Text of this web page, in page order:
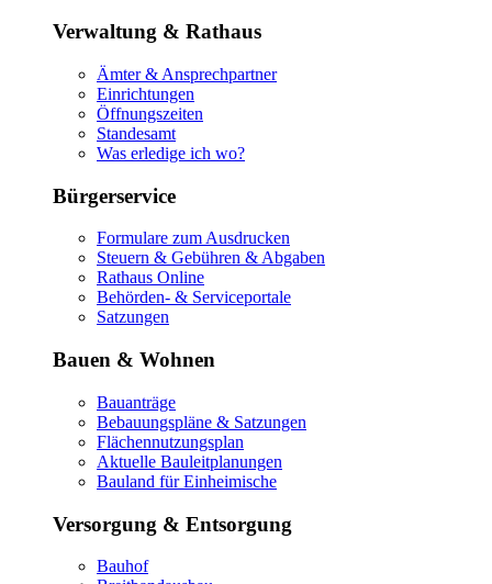
Verwaltung & Rathaus
Ämter & Ansprechpartner
Einrichtungen
Öffnungszeiten
Standesamt
Was erledige ich wo?
Bürgerservice
Formulare zum Ausdrucken
Steuern & Gebühren & Abgaben
Rathaus Online
Behörden- & Serviceportale
Satzungen
Bauen & Wohnen
Bauanträge
Bebauungspläne & Satzungen
Flächennutzungsplan
Aktuelle Bauleitplanungen
Bauland für Einheimische
Versorgung & Entsorgung
Bauhof